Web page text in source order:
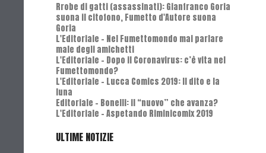
Rrobe di gatti (assassinati): Gianfranco Goria
suona il citofono, Fumetto d'Autore suona
Goria
L'Editoriale - Nel Fumettomondo mai parlare
male degli amichetti
L'Editoriale - Dopo il Coronavirus: c’è vita nel
Fumettomondo?
L'Editoriale - Lucca Comics 2019: Il dito e la
luna
Editoriale - Bonelli: il “nuovo” che avanza?
L'Editoriale - Aspetando Riminicomix 2019
ULTIME NOTIZIE